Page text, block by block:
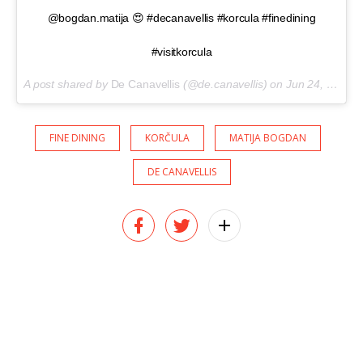
@bogdan.matija 😍 #decanavellis #korcula #finedining
#visitkorcula
A post shared by De Canavellis (@de.canavellis) on Jun 24, 2018 at 5:58am PDT
FINE DINING KORČULA MATIJA BOGDAN
DE CANAVELLIS